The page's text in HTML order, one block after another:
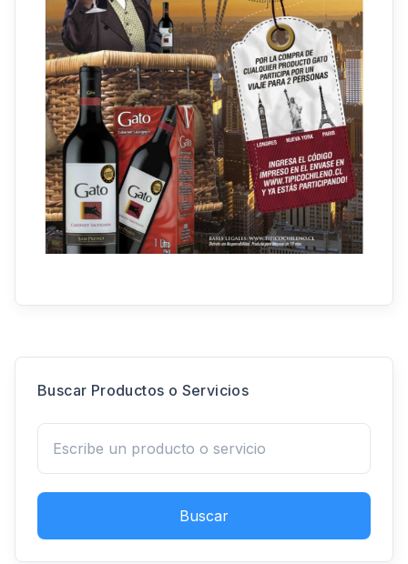
Buscar Productos o Servicios
Buscar